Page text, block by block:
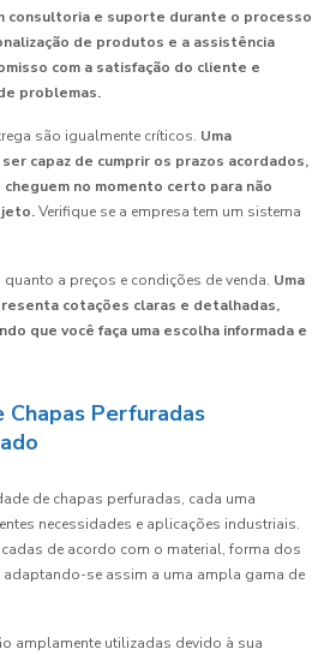
consultoria e suporte durante o processo
de produtos e a assistência
com a satisfação do cliente e
problemas.
são igualmente críticos. Uma
capaz de cumprir os prazos acordados,
no momento certo para não
Verifique se a empresa tem um sistema
a preços e condições de venda. Uma
cotações claras e detalhadas,
que você faça uma escolha informada e
Perfuradas
de chapas perfuradas, cada uma
necessidades e aplicações industriais.
de acordo com o material, forma dos
se assim a uma ampla gama de
amplamente utilizadas devido à sua